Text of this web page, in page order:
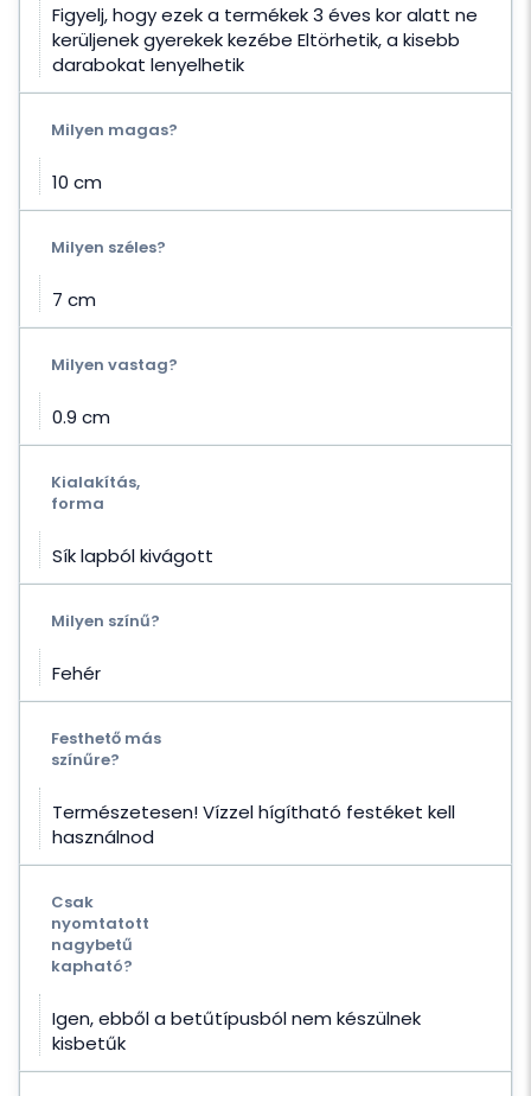
Figyelj, hogy ezek a termékek 3 éves kor alatt ne
kerüljenek gyerekek kezébe Eltörhetik, a kisebb
darabokat lenyelhetik
Milyen magas?
10 cm
Milyen széles?
7 cm
Milyen vastag?
0.9 cm
Kialakítás,
forma
Sík lapból kivágott
Milyen színű?
Fehér
Festhető más
színűre?
Természetesen! Vízzel hígítható festéket kell
használnod
Csak
nyomtatott
nagybetű
kapható?
Igen, ebből a betűtípusból nem készülnek
kisbetűk